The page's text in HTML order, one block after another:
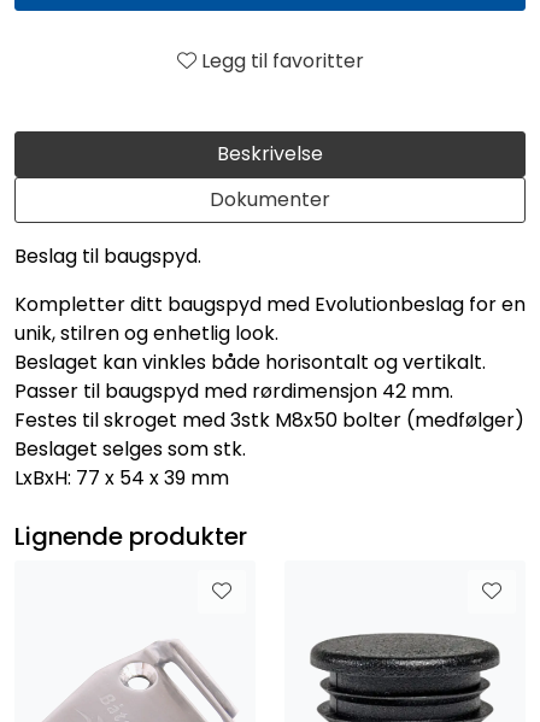
Beskrivelse
Dokumenter
Beslag til baugspyd.
Kompletter ditt baugspyd med Evolutionbeslag for en
unik, stilren og enhetlig look.
Beslaget kan vinkles både horisontalt og vertikalt.
Passer til baugspyd med rørdimensjon 42 mm.
Festes til skroget med 3stk M8x50 bolter (medfølger)
Beslaget selges som stk.
LxBxH: 77 x 54 x 39 mm
Legg til favoritter
Lignende produkter